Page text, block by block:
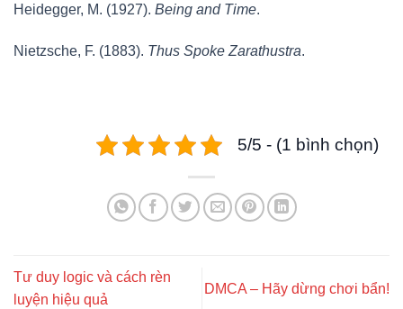
Heidegger, M. (1927). Being and Time.
Nietzsche, F. (1883). Thus Spoke Zarathustra.
5/5 - (1 bình chọn)
Tư duy logic và cách rèn
luyện hiệu quả
DMCA – Hãy dừng chơi bẩn!